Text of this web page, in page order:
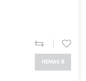
НЕМАЄ В